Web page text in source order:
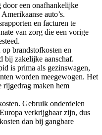
een onafhankelijke
auto’s.
en facturen te
van zorg die een vorige
brandstofkosten en
bij zakelijke aanschaf.
is prima als gezinswagen,
worden meegewogen. Het
rijgedrag maken hem
Gebruik onderdelen
verkrijgbaar zijn, dus
dan bij gangbare